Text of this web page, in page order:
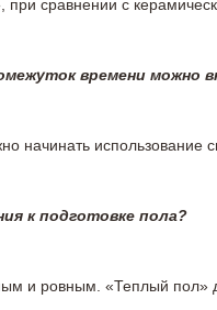
при сравнении с
времени можно
начинать
к подготовке пола?
и ровным. «Теплый пол»